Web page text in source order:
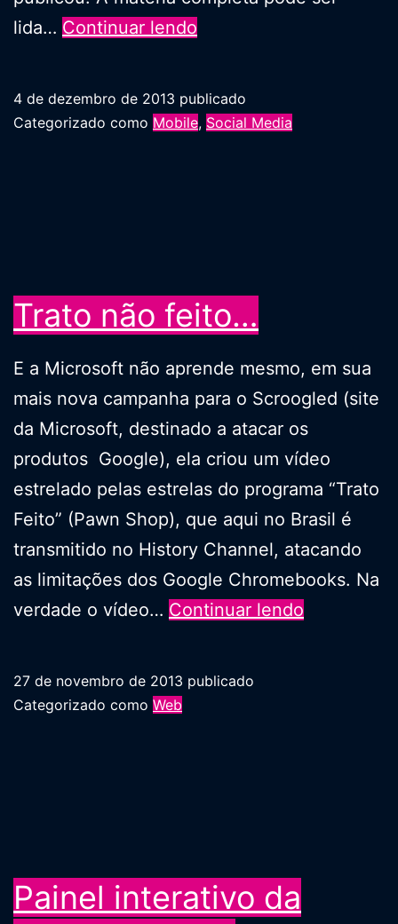
lida… Continuar lendo
o
4 de dezembro de 2013 publicado
Categorizado como Mobile, Social Media
Trato não feito…
E a Microsoft não aprende mesmo, em sua
mais nova campanha para o Scroogled (site
da Microsoft, destinado a atacar os
produtos Google), ela criou um vídeo
estrelado pelas estrelas do programa “Trato
Feito” (Pawn Shop), que aqui no Brasil é
transmitido no History Channel, atacando
as limitações dos Google Chromebooks. Na
verdade o vídeo… Continuar lendo
27 de novembro de 2013 publicado
Categorizado como Web
Painel interativo da